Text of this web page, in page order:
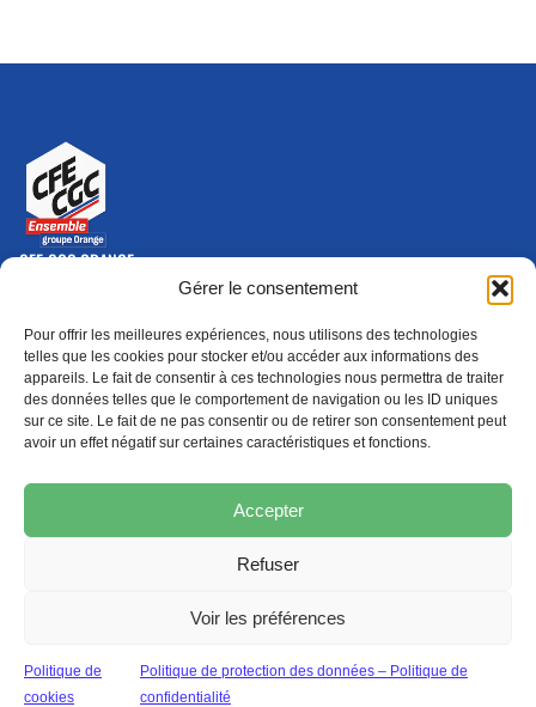
Gérer le consentement
Pour offrir les meilleures expériences, nous utilisons des technologies
telles que les cookies pour stocker et/ou accéder aux informations des
appareils. Le fait de consentir à ces technologies nous permettra de traiter
des données telles que le comportement de navigation ou les ID uniques
sur ce site. Le fait de ne pas consentir ou de retirer son consentement peut
avoir un effet négatif sur certaines caractéristiques et fonctions.
Accepter
Refuser
Voir les préférences
Politique de
cookies
Politique de protection des données – Politique de
confidentialité
CFE-CGC ORANGE
10-12 rue Saint Amand, 75015 Paris Cedex 15
Nous contacter
01 46 79 28 74
S'ABONNER(NOUVELLE FENÊTRE)
ADHÉRER
Épargne
(nouvelle fenêtre) Formation
(nouvelle fenêtre)
POLITIQUE DE COOKIES